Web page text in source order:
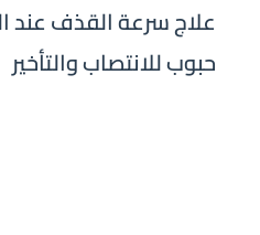
حبوب للانتصاب والتأخير